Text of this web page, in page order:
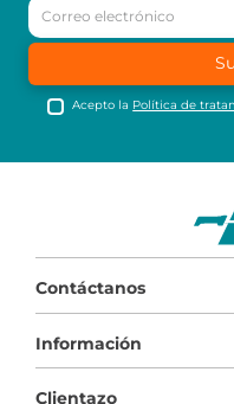
Acepto la Política de
Contáctanos
Información
Clientazo